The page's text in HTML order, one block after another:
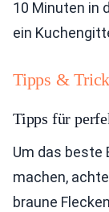
10 Minuten in
ein
Tipps &
Tipps für
Um das beste
machen,
braune